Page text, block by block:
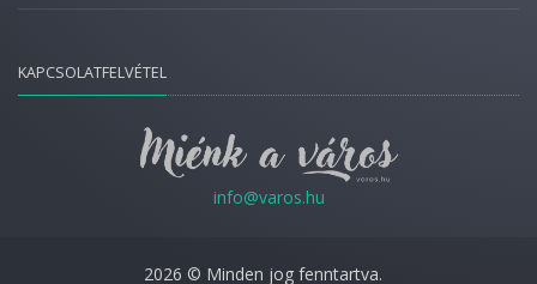
KAPCSOLATFELVÉTEL
info@varos.hu
2026 © Minden jog fenntartva.